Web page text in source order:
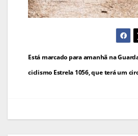
Navegação
de
Está marcado para amanhã na
ciclismo Estrela 1056, que terá um